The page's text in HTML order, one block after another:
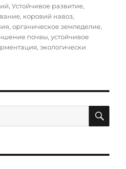
,Устойчивое развитие,
, коровий навоз,
,органическое земледелие,
почвы,устойчивое
,экологически